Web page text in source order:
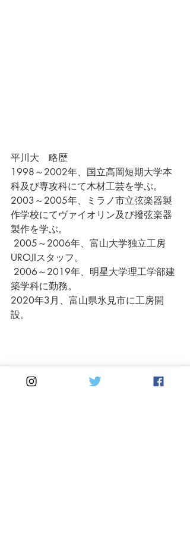
平川大　略歴
1998～2002年、国立高岡短期大学本
科及び専攻科にて木材工芸を学ぶ。
2003～2005年、ミラノ市立弦楽器製
作学校にてヴァイオリン及び撥弦楽器
製作を学ぶ。
UROJIスタッフ。
築学科に勤務。
2020年3月、富山県氷見市に工房開
設。